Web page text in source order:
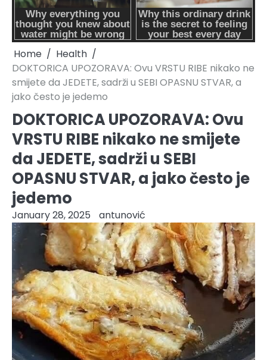
Home
Health
DOKTORICA UPOZORAVA: Ovu VRSTU RIBE nikako ne
smijete da JEDETE, sadrži u SEBI OPASNU STVAR, a
jako često je jedemo
DOKTORICA UPOZORAVA: Ovu
VRSTU RIBE nikako ne smijete
da JEDETE, sadrži u SEBI
OPASNU STVAR, a jako često je
jedemo
January 28, 2025 antunović